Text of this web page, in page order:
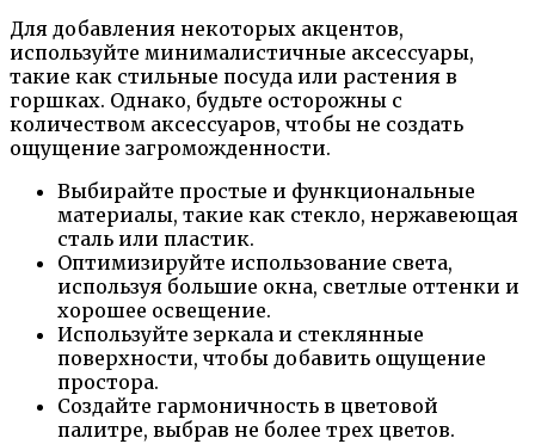
Для добавления некоторых акцентов,
используйте минималистичные аксессуары,
такие как стильные посуда или растения в
горшках. Однако, будьте осторожны с
количеством аксессуаров, чтобы не создать
ощущение загроможденности.
Выбирайте простые и функциональные
материалы, такие как стекло, нержавеющая
сталь или пластик.
Оптимизируйте использование света,
используя большие окна, светлые оттенки и
хорошее освещение.
Используйте зеркала и стеклянные
поверхности, чтобы добавить ощущение
простора.
Создайте гармоничность в цветовой
палитре, выбрав не более трех цветов.